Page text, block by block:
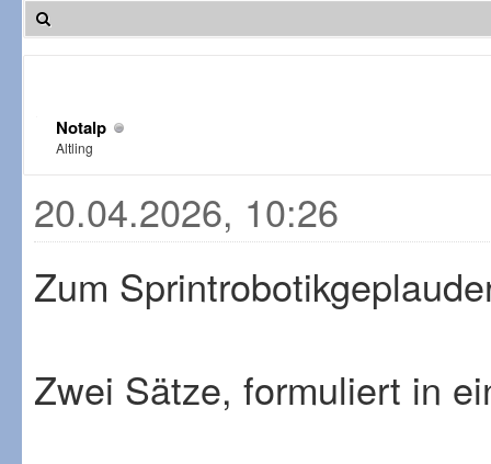
Notalp
Altling
20.04.2026, 10:26
Zum
Zwei Sätze, formuliert in